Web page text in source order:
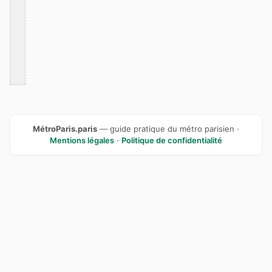
MétroParis.paris — guide pratique du métro parisien ·
Mentions légales · Politique de confidentialité